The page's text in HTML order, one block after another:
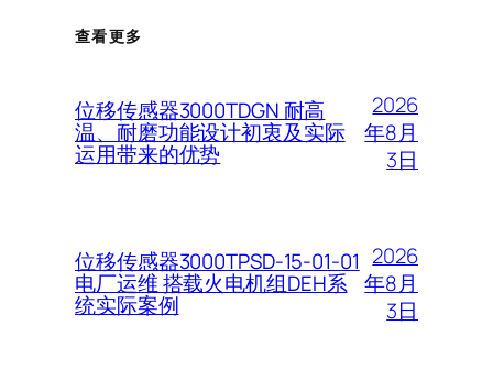
查看更多
位移传感器3000TDGN 耐高
温、耐磨功能设计初衷及实际
运用带来的优势
2026
年8月
3日
位移传感器3000TPSD-15-01-01
电厂运维 搭载火电机组DEH系
统实际案例
2026
年8月
3日